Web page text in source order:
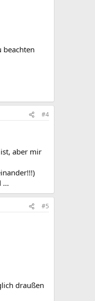
beachten
#4
aber mir
...
#5
draußen